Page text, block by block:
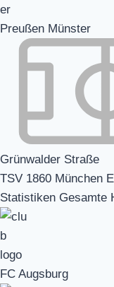
Preußen Münster
Grünwalder Straße
TSV 1860 München
Statistiken Gesamte
FC Augsburg